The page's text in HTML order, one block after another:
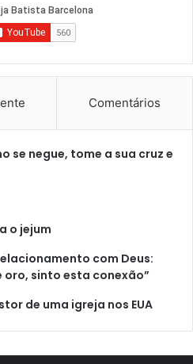
Comentários
se negue, tome a sua cruz e
o jejum
com Deus:
oro, sinto esta conexão”
de uma igreja nos EUA